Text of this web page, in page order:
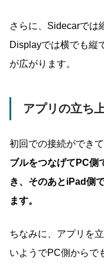
さらに、Sidecarでは
Displayでは横でも縦
が広がります。
アプリの立ち
初回での接続ができて
ブルをつなげてPC側
き、そのあとiPad側
ます。
ちなみに、アプリを
いようでPC側からで